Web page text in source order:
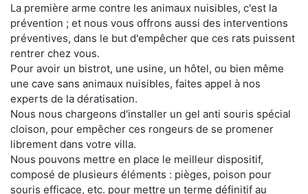
La première arme contre les animaux nuisibles, c'est la
prévention ; et nous vous offrons aussi des interventions
préventives, dans le but d'empêcher que ces rats puissent
rentrer chez vous.
Pour avoir un bistrot, une usine, un hôtel, ou bien même
une cave sans animaux nuisibles, faites appel à nos
experts de la dératisation.
Nous nous chargeons d'installer un gel anti souris spécial
cloison, pour empêcher ces rongeurs de se promener
librement dans votre villa.
Nous pouvons mettre en place le meilleur dispositif,
composé de plusieurs éléments : pièges, poison pour
souris efficace, etc. pour mettre un terme définitif au